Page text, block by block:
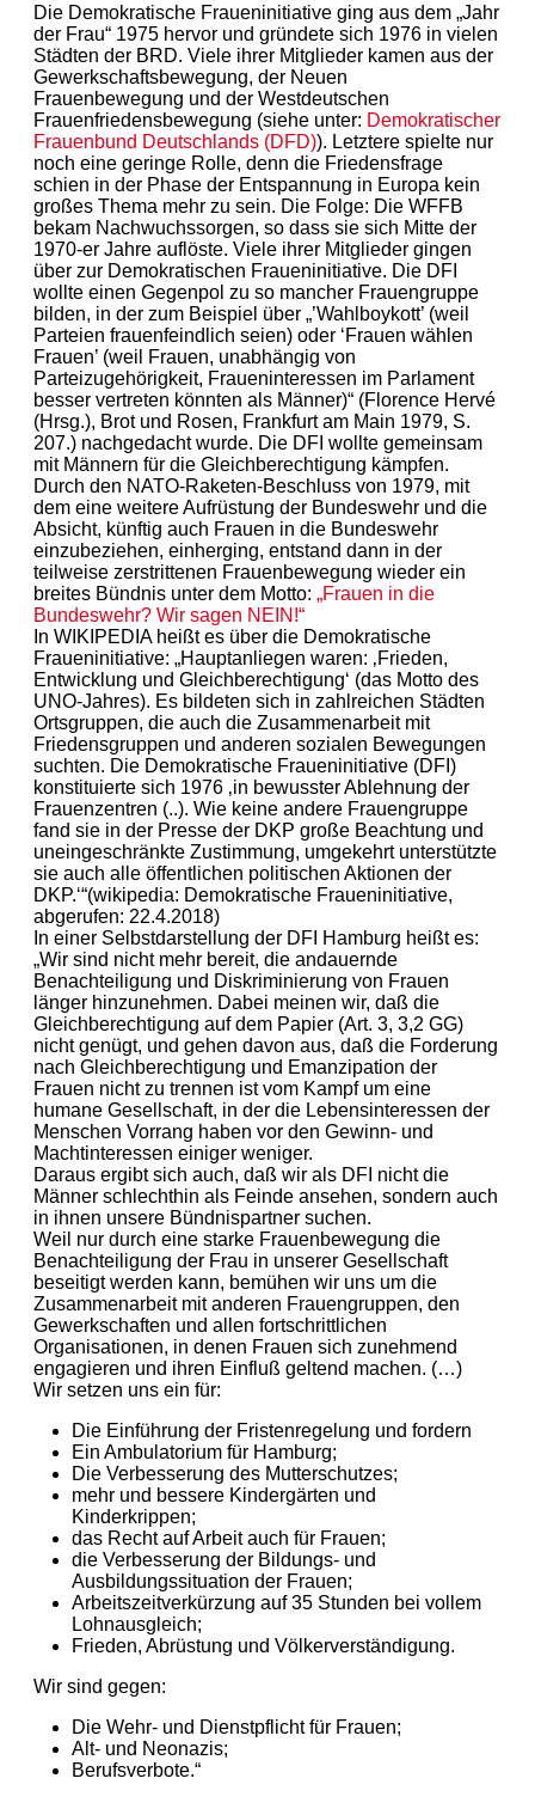
Die Demokratische Fraueninitiative ging aus dem „Jahr
der Frau“ 1975 hervor und gründete sich 1976 in vielen
Städten der BRD. Viele ihrer Mitglieder kamen aus der
Gewerkschaftsbewegung, der Neuen
Frauenbewegung und der Westdeutschen
Frauenfriedensbewegung (siehe unter: Demokratischer
Frauenbund Deutschlands (DFD)). Letztere spielte nur
noch eine geringe Rolle, denn die Friedensfrage
schien in der Phase der Entspannung in Europa kein
großes Thema mehr zu sein. Die Folge: Die WFFB
bekam Nachwuchssorgen, so dass sie sich Mitte der
1970-er Jahre auflöste. Viele ihrer Mitglieder gingen
über zur Demokratischen Fraueninitiative. Die DFI
wollte einen Gegenpol zu so mancher Frauengruppe
bilden, in der zum Beispiel über „’Wahlboykott’ (weil
Parteien frauenfeindlich seien) oder ‘Frauen wählen
Frauen’ (weil Frauen, unabhängig von
Parteizugehörigkeit, Fraueninteressen im Parlament
besser vertreten könnten als Männer)“ (Florence Hervé
(Hrsg.), Brot und Rosen, Frankfurt am Main 1979, S.
207.) nachgedacht wurde. Die DFI wollte gemeinsam
mit Männern für die Gleichberechtigung kämpfen.
Durch den NATO-Raketen-Beschluss von 1979, mit
dem eine weitere Aufrüstung der Bundeswehr und die
Absicht, künftig auch Frauen in die Bundeswehr
einzubeziehen, einherging, entstand dann in der
teilweise zerstrittenen Frauenbewegung wieder ein
breites Bündnis unter dem Motto: „Frauen in die
Bundeswehr? Wir sagen NEIN!“
In WIKIPEDIA heißt es über die Demokratische
Fraueninitiative: „Hauptanliegen waren: ‚Frieden,
Entwicklung und Gleichberechtigung‘ (das Motto des
UNO-Jahres). Es bildeten sich in zahlreichen Städten
Ortsgruppen, die auch die Zusammenarbeit mit
Friedensgruppen und anderen sozialen Bewegungen
suchten. Die Demokratische Fraueninitiative (DFI)
konstituierte sich 1976 ‚in bewusster Ablehnung der
Frauenzentren (..). Wie keine andere Frauengruppe
fand sie in der Presse der DKP große Beachtung und
uneingeschränkte Zustimmung, umgekehrt unterstützte
sie auch alle öffentlichen politischen Aktionen der
DKP.‘“(wikipedia: Demokratische Fraueninitiative,
abgerufen: 22.4.2018)
In einer Selbstdarstellung der DFI Hamburg heißt es:
„Wir sind nicht mehr bereit, die andauernde
Benachteiligung und Diskriminierung von Frauen
länger hinzunehmen. Dabei meinen wir, daß die
Gleichberechtigung auf dem Papier (Art. 3, 3,2 GG)
nicht genügt, und gehen davon aus, daß die Forderung
nach Gleichberechtigung und Emanzipation der
Frauen nicht zu trennen ist vom Kampf um eine
humane Gesellschaft, in der die Lebensinteressen der
Menschen Vorrang haben vor den Gewinn- und
Machtinteressen einiger weniger.
Daraus ergibt sich auch, daß wir als DFI nicht die
Männer schlechthin als Feinde ansehen, sondern auch
in ihnen unsere Bündnispartner suchen.
Weil nur durch eine starke Frauenbewegung die
Benachteiligung der Frau in unserer Gesellschaft
beseitigt werden kann, bemühen wir uns um die
Zusammenarbeit mit anderen Frauengruppen, den
Gewerkschaften und allen fortschrittlichen
Organisationen, in denen Frauen sich zunehmend
engagieren und ihren Einfluß geltend machen. (…)
Wir setzen uns ein für:
Die Einführung der Fristenregelung und fordern
Ein Ambulatorium für Hamburg;
Die Verbesserung des Mutterschutzes;
mehr und bessere Kindergärten und
Kinderkrippen;
das Recht auf Arbeit auch für Frauen;
die Verbesserung der Bildungs- und
Ausbildungssituation der Frauen;
Arbeitszeitverkürzung auf 35 Stunden bei vollem
Lohnausgleich;
Frieden, Abrüstung und Völkerverständigung.
Wir sind gegen:
Die Wehr- und Dienstpflicht für Frauen;
Alt- und Neonazis;
Berufsverbote.“